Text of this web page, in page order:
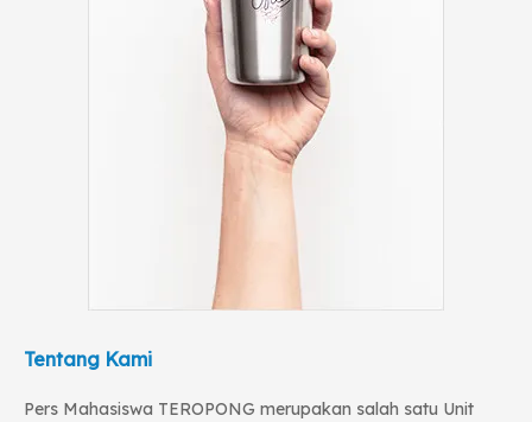
Tentang Kami
Pers Mahasiswa TEROPONG merupakan salah satu Unit